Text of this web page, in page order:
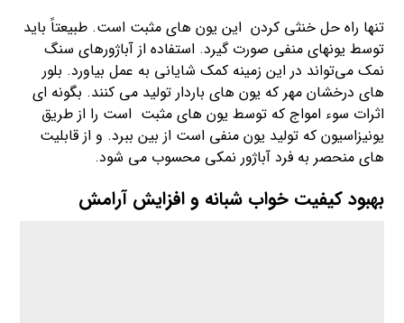
تنها راه حل خنثی کردن این یون های مثبت است. طبیعتاً باید
توسط یونهای منفی صورت گیرد. استفاده از آباژورهای سنگ
نمک می‌تواند در این زمینه کمک شایانی به عمل بیاورد. بلور
های درخشان مهر که یون های باردار تولید می کنند. بگونه ای
اثرات سوء امواج که توسط یون های مثبت است را از طریق
یونیزاسیون که تولید یون منفی است از بین ببرد. و از قابلیت
های منحصر به فرد آباژور نمکی محسوب می شود.
بهبود کیفیت خواب شبانه و افزایش آرامش